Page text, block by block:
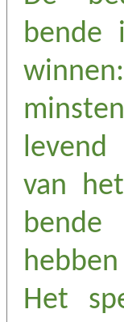
bende
van
Het